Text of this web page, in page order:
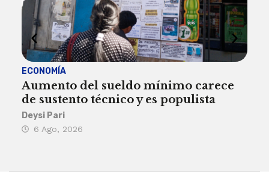
ECONOMÍA
Aumento del sueldo mínimo carece
de sustento técnico y es populista
Deysi Pari
6 Ago, 2026